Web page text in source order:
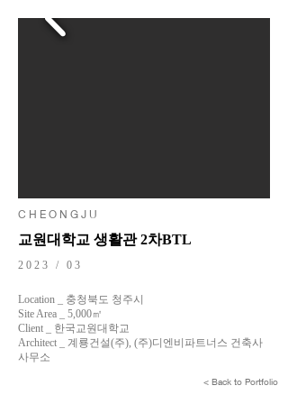
C H E O N G J U
교원대학교 생활관 2차BTL
2023 / 03
Location _ 충청북도 청주시
Site Area _ 5,000㎡
Client _ 한국교원대학교
Architect _ 계룡건설(주), (주)디엔비파트너스 건축사
사무소
< Back to Portfolio